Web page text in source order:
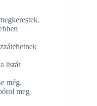
listát
még.
meg